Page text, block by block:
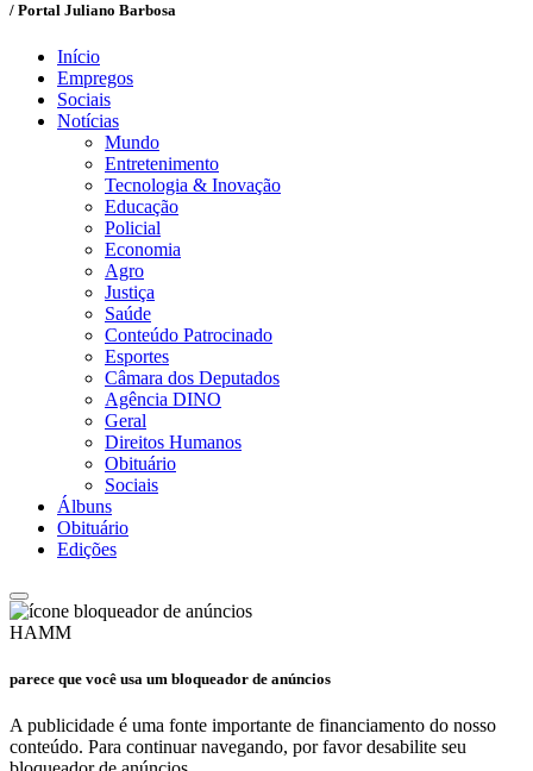
/ Portal Juliano Barbosa
Início
Empregos
Sociais
Notícias
Mundo
Entretenimento
Tecnologia & Inovação
Educação
Policial
Economia
Agro
Justiça
Saúde
Conteúdo Patrocinado
Esportes
Câmara dos Deputados
Agência DINO
Geral
Direitos Humanos
Obituário
Sociais
Álbuns
Obituário
Edições
HAMM
parece que você usa um bloqueador de anúncios
A publicidade é uma fonte importante de financiamento do nosso
conteúdo. Para continuar navegando, por favor desabilite seu